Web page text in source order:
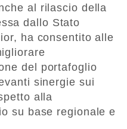
al rilascio della
dallo Stato
ha consentito alle
del portafoglio
sinergie sui
alla
su base regionale e